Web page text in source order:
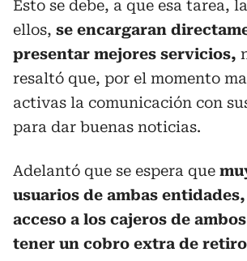
Esto se debe, a que esa tarea,
ellos, se encargaran
presentar mejores servicios,
resaltó que, por el momento
activas la comunicación con
para dar buenas noticias.
Adelantó que se espera que
usuarios de ambas
acceso a los cajeros de
tener un cobro extra de